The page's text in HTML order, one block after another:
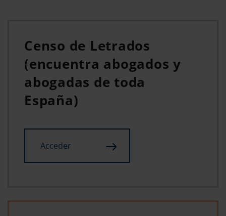
Censo de Letrados
(encuentra abogados y
abogadas de toda
España)
Acceder